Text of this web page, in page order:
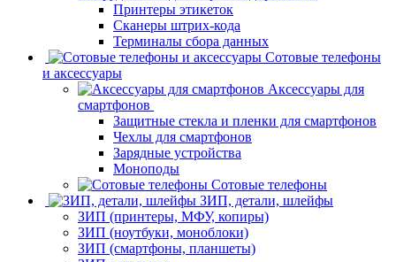
Принтеры этикеток
Сканеры штрих-кода
Терминалы сбора данных
Сотовые телефоны
и аксессуары
Аксессуары для
смартфонов
Защитные стекла и пленки для смартфонов
Чехлы для смартфонов
Зарядные устройства
Моноподы
Сотовые телефоны
ЗИП, детали, шлейфы
ЗИП (принтеры, МФУ, копиры)
ЗИП (ноутбуки, моноблоки)
ЗИП (смартфоны, планшеты)